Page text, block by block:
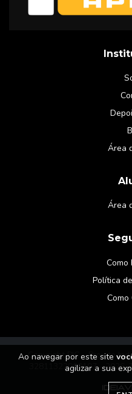
Ao navegar por este site
agilizar a sua
Área
Área
Como
Política
Como
Copyright PIC – Projeto
32811322000107 - 2026.